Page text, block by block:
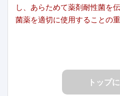
し、あらためて薬剤耐性菌を
菌薬を適切に使用することの
トップ